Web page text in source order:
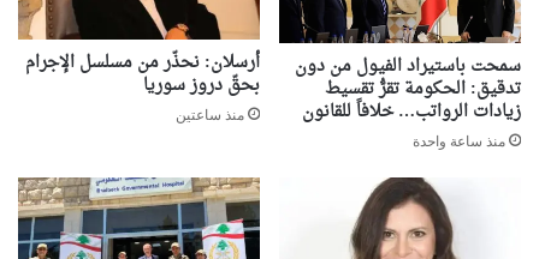
سمحت باستيراد الفيول من دون
تدقيق: الحكومة تقرُّ تقسيط
زيادات الرواتب… خلافاً للقانون
منذ ساعة واحدة
أرسلان: نحذّر من مسلسل الإجرام
بحقّ دروز سوريا
منذ ساعتين